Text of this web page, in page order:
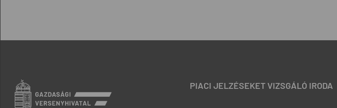
PIACI JELZÉSEKET VIZSGÁLÓ IRODA